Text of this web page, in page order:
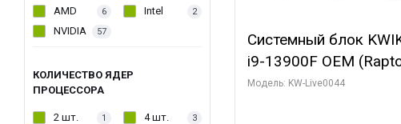
AMD 6 Intel 2
NVIDIA 57
КОЛИЧЕСТВО ЯДЕР
ПРОЦЕССОРА
2 шт. 1 4 шт. 3
Системный блок
i9-13900F OEM
7, Efficient-co/ 32 ГБ
Модель: KW-Live0044